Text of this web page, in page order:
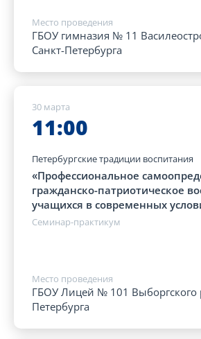
Место проведения
ГБОУ гимназия № 11
Санкт-Петербурга
30 марта
11:00
Петербургские традиции воспитания
«Профессиональное
гражданско-патриотическое
учащихся в современных
Семинар-практикум
Место проведения
ГБОУ Лицей № 101 Выборгского
Петербурга